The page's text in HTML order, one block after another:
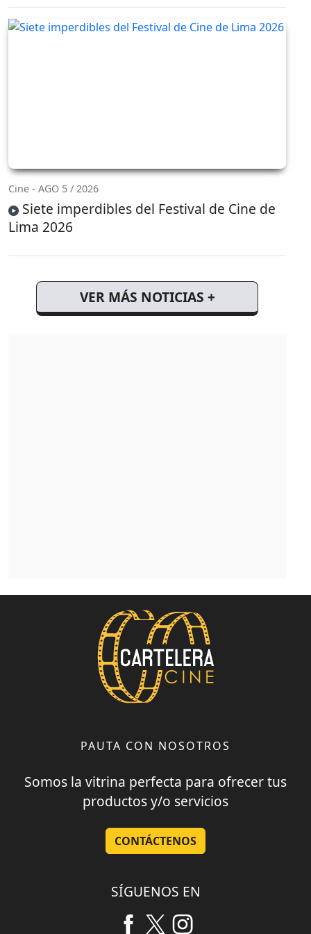
Cine - AGO 5 / 2026
Siete imperdibles del Festival de Cine de
Lima 2026
VER MÁS NOTICIAS +
PAUTA CON NOSOTROS
Somos la vitrina perfecta para ofrecer tus
productos y/o servicios
CONTÁCTENOS
SÍGUENOS EN